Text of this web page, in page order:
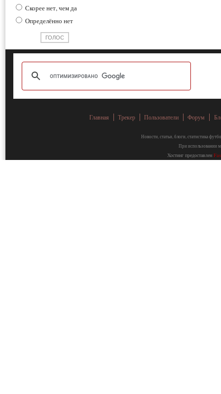
Скорее нет, чем да
Определённо нет
Главная Трекер Пользователи Форум
Новости, статьи, блоги, статистика
При использовании
Хостинг предоставлен